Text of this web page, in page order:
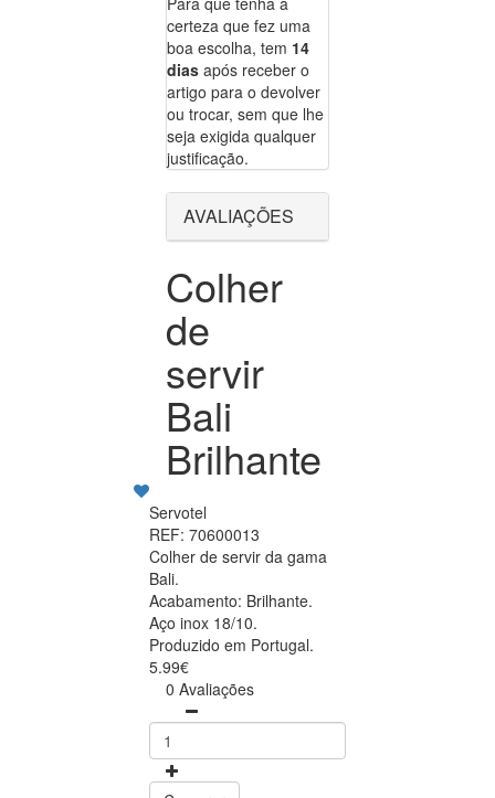
certeza que fez uma
boa escolha, tem 14
dias após receber o
artigo para o devolver
ou trocar, sem que lhe
seja exigida qualquer
justificação.
AVALIAÇÕES
Colher
de
servir
Bali
Brilhante
Servotel
REF: 70600013
Colher de servir da gama
Bali.
Acabamento: Brilhante.
Aço inox 18/10.
Produzido em Portugal.
5.99€
0 Avaliações